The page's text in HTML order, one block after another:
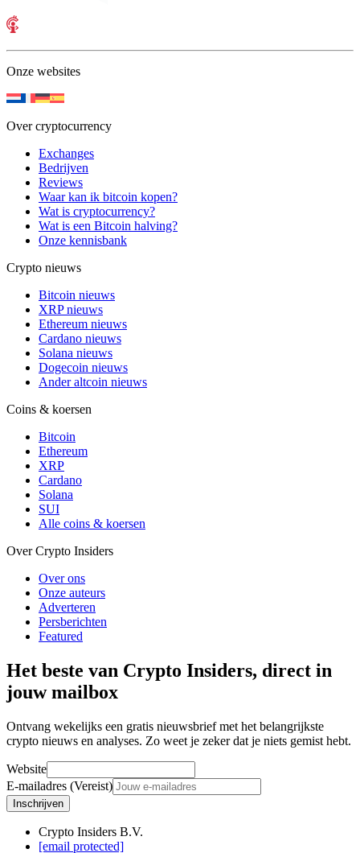
Onze websites
Over cryptocurrency
Exchanges
Bedrijven
Reviews
Waar kan ik bitcoin kopen?
Wat is cryptocurrency?
Wat is een Bitcoin halving?
Onze kennisbank
Crypto nieuws
Bitcoin nieuws
XRP nieuws
Ethereum nieuws
Cardano nieuws
Solana nieuws
Dogecoin nieuws
Ander altcoin nieuws
Coins & koersen
Bitcoin
Ethereum
XRP
Cardano
Solana
SUI
Alle coins & koersen
Over Crypto Insiders
Over ons
Onze auteurs
Adverteren
Persberichten
Featured
Het beste van Crypto Insiders, direct in
jouw mailbox
Ontvang wekelijks een gratis nieuwsbrief met het belangrijkste
crypto nieuws en analyses. Zo weet je zeker dat je niets gemist hebt.
Website
E-mailadres (Vereist)
Inschrijven
Crypto Insiders B.V.
[email protected]